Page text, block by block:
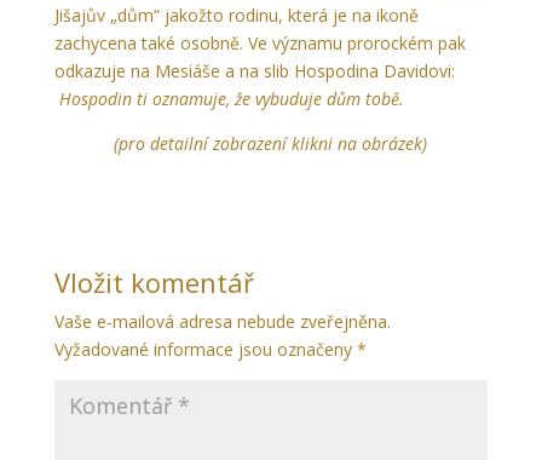
Jišajův „dům“ jakožto rodinu, která je na ikoně
zachycena také osobně. Ve významu prorockém pak
odkazuje na Mesiáše a na slib Hospodina Davidovi:
Hospodin ti oznamuje, že vybuduje dům tobě.
(pro detailní zobrazení klikni na obrázek)
Vložit komentář
Vaše e-mailová adresa nebude zveřejněna.
Vyžadované informace jsou označeny *